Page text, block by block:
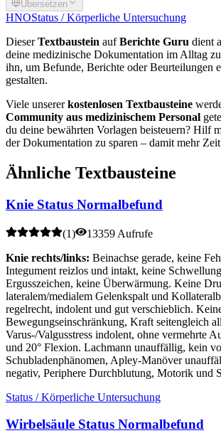
Übersetzen
HNOStatus / Körperliche Untersuchung
DieserTextbaustein aufBerichte Guru dient
deine medizinische Dokumentation im Alltag
ihn, um Befunde, Berichte oder Beurteilungen
gestalten.
Viele unsererkostenlosen Textbausteine
Community aus medizinischem Personal
du deine bewährten Vorlagen beisteuern? Hilf
der Dokumentation zu sparen – damit mehr
Ähnliche Textbausteine
Knie Status Normalbefund
(1)
13359 Aufrufe
Knie rechts/links: Beinachse gerade, keine
Integument reizlos und intakt, keine
Ergusszeichen, keine Überwärmung. Keine
lateralem/medialem Gelenkspalt und
regelrecht, indolent und gut verschieblich.
Bewegungseinschränkung, Kraft seitengleich
Varus-/Valgusstress indolent, ohne vermehrte
und 20° Flexion. Lachmann unauffällig, kein
Schubladenphänomen, Apley-Manöver
negativ, Periphere Durchblutung, Motorik und
Status / Körperliche Untersuchung
Wirbelsäule Status Normalbefund